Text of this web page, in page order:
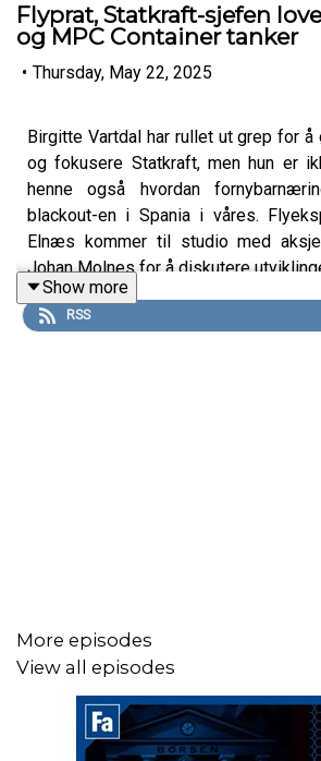
Flyprat, Statkraft-sjefen
og MPC Container tanker
• Thursday, May 22, 2025
Birgitte Vartdal har rullet ut grep for å
og fokusere Statkraft, men hun er
henne også hvordan
blackout-en i Spania i våres.
Elnæs kommer til studio med
Johan Molnes for å diskutere
Boeing og Norwegian.
Show more
RSS
More episodes
View all episodes